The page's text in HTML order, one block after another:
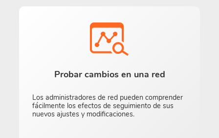
Probar cambios en una red
Los administradores de red pueden comprender
fácilmente los efectos de seguimiento de sus
nuevos ajustes y modificaciones.